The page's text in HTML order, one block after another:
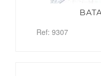
Ref: 9307